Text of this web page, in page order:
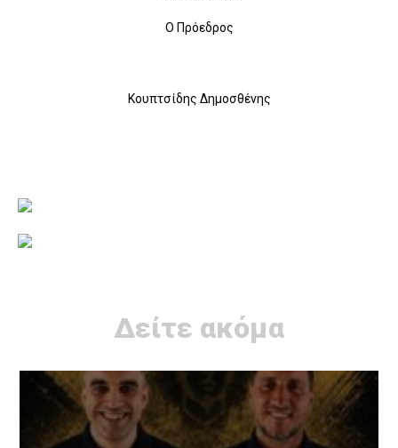
Ο Πρόεδρος
Κουπτσίδης Δημοσθένης
Δείτε ακόμα